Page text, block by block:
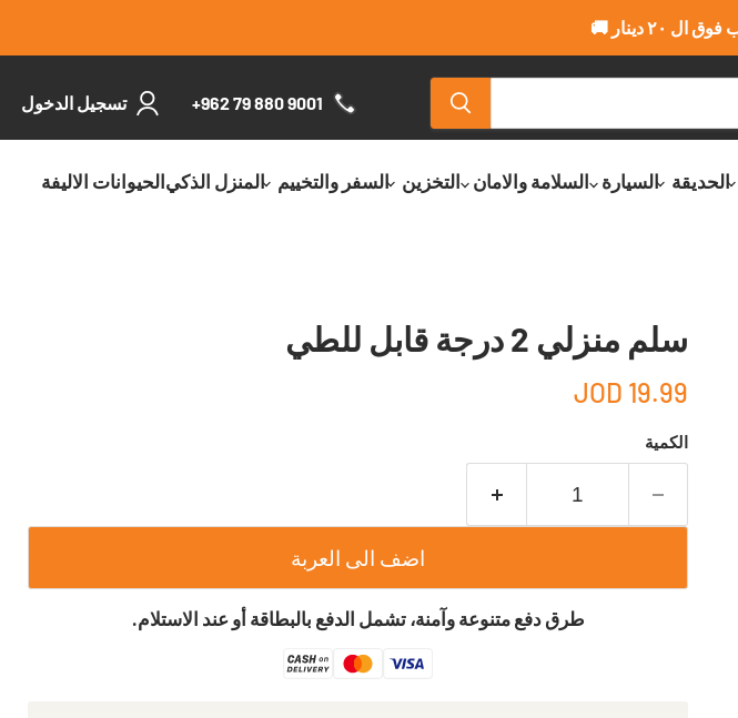
دينار 🚚
+962 79 880 9001 تسجيل الدخول
الحديقة السيارة السلامة والامان التخزين السفر والتخييم المنزل الذكيالحيوانات الاليفة
سلم منزلي 2 درجة قابل للطي
19.99 JOD
الكمية
اضف الى العربة
طرق دفع متنوعة وآمنة، تشمل الدفع بالبطاقة أو عند الاستلام.